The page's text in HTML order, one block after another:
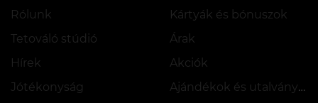
Rólunk
Tetováló stúdió
Hírek
Jótékonyság
Kártyák és bónuszok
Árak
Akciók
Ajándékok és utalványok